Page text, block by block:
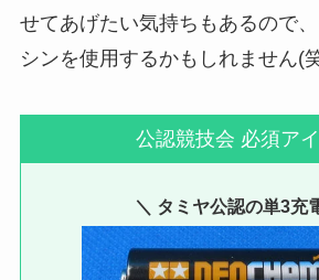
せてあげたい気持ちもあるので
シンを使用するかもしれません(
公認競技会 必須ア
＼ タミヤ公認の単3充